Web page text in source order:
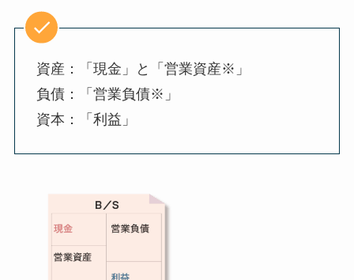
資産：「現金」と「営業資産※」
負債：「営業負債※」
資本：「利益」